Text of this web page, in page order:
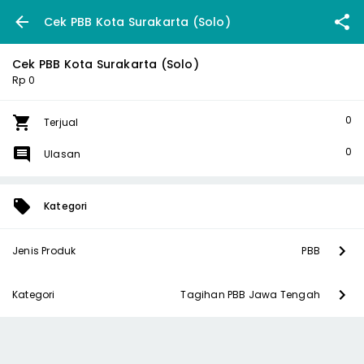
Cek PBB Kota Surakarta (Solo)
Cek PBB Kota Surakarta (Solo)
Rp 0
Terjual 0
Ulasan 0
Kategori
Jenis Produk PBB
Kategori Tagihan PBB Jawa Tengah